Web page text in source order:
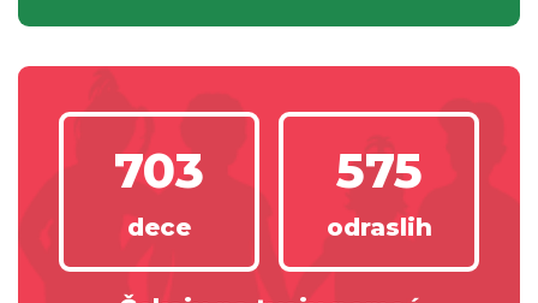
703
dece
575
odraslih